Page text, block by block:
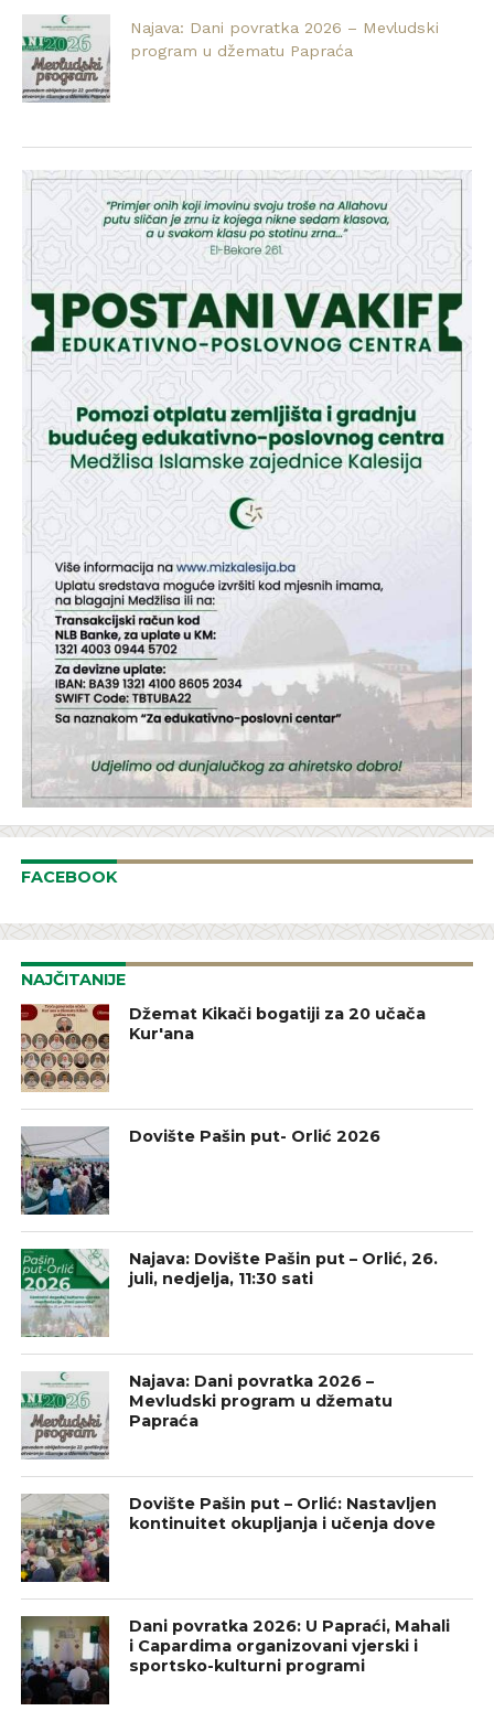
Najava: Dani povratka 2026 – Mevludski
program u džematu Papraća
FACEBOOK
NAJČITANIJE
Džemat Kikači bogatiji za 20 učača
Kur'ana
Dovište Pašin put- Orlić 2026
Najava: Dovište Pašin put – Orlić, 26.
juli, nedjelja, 11:30 sati
Najava: Dani povratka 2026 –
Mevludski program u džematu
Papraća
Dovište Pašin put – Orlić: Nastavljen
kontinuitet okupljanja i učenja dove
Dani povratka 2026: U Papraći, Mahali
i Capardima organizovani vjerski i
sportsko-kulturni programi